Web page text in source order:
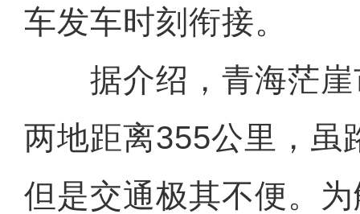
车发车时刻衔接。
据介绍，青海茫崖
两地距离355公里，虽
但是交通极其不便。